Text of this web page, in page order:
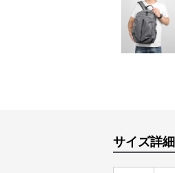
サイズ詳細